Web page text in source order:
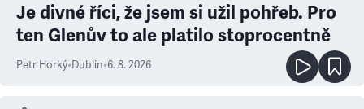
Je divné říci, že jsem si užil pohřeb. Pro
ten Glenův to ale platilo stoprocentně
Petr Horký•Dublin•6. 8. 2026